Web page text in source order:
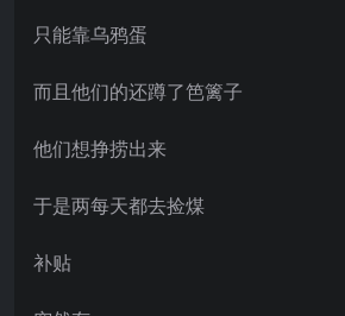
只能靠乌鸦蛋
而且他们的还蹲了笆篱子
他们想挣捞出来
于是两每天都去捡煤
补贴